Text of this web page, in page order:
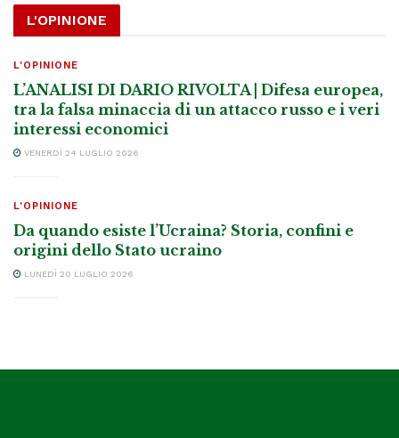
L'OPINIONE
L'OPINIONE
L’ANALISI DI DARIO RIVOLTA | Difesa europea,
tra la falsa minaccia di un attacco russo e i veri
interessi economici
VENERDÌ 24 LUGLIO 2026
L'OPINIONE
Da quando esiste l’Ucraina? Storia, confini e
origini dello Stato ucraino
LUNEDÌ 20 LUGLIO 2026